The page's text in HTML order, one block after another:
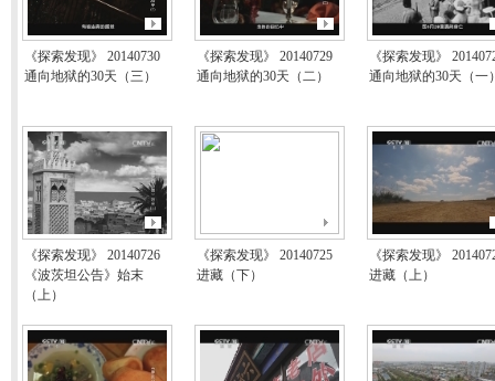
《探索发现》 20140730
通向地狱的30天（三）
《探索发现》 20140729
通向地狱的30天（二）
《探索发现》
通向地狱的30天（一
《探索发现》 20140726
《波茨坦公告》始末
（上）
《探索发现》 20140725
进藏（下）
《探索发现》
进藏（上）